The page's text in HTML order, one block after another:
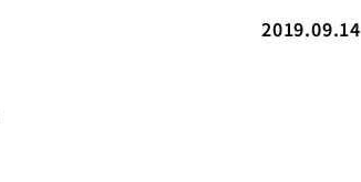
2019.09.14